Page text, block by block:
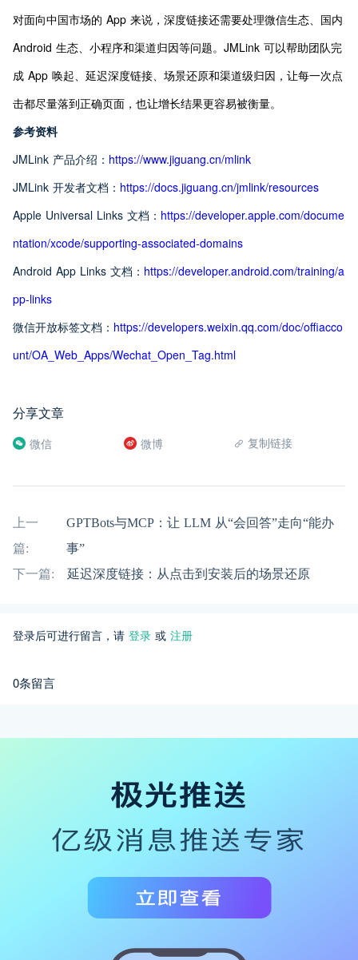
对面向中国市场的 App 来说，深度链接还需要处理微信生态、国内
Android 生态、小程序和渠道归因等问题。JMLink 可以帮助团队完
成 App 唤起、延迟深度链接、场景还原和渠道级归因，让每一次点
击都尽量落到正确页面，也让增长结果更容易被衡量。
参考资料
JMLink 产品介绍： https://www.jiguang.cn/mlink
JMLink 开发者文档： https://docs.jiguang.cn/jmlink/resources
Apple Universal Links 文档： https://developer.apple.com/docume
ntation/xcode/supporting-associated-domains
Android App Links 文档： https://developer.android.com/training/a
pp-links
微信开放标签文档： https://developers.weixin.qq.com/doc/offiacco
unt/OA_Web_Apps/Wechat_Open_Tag.html
分享文章
微信 微博 复制链接
上一
篇:
GPTBots与MCP：让 LLM 从“会回答”走向“能办
事”
下一篇:
延迟深度链接：从点击到安装后的场景还原
登录后可进行留言，请 登录 或 注册
0条留言